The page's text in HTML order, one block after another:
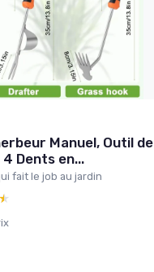
Manuel, Outil de
Dents en...
fait le job au jardin